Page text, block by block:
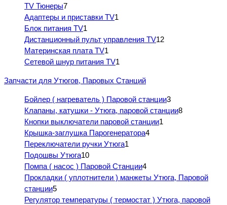
TV Тюнеры7
Адаптеры и приставки TV1
Блок питания TV1
Дистанционный пульт управления TV12
Материнская плата TV1
Сетевой шнур питания TV1
Запчасти для Утюгов, Паровых Станций
Бойлер ( нагреватель ) Паровой станции3
Клапаны, катушки - Утюга, паровой станции8
Кнопки выключатели паровой станции1
Крышка-заглушка Парогенератора4
Переключатели ручки Утюга1
Подошвы Утюга10
Помпа ( насос ) Паровой Станции4
Прокладки ( уплотнители ) манжеты Утюга, Паровой
станции5
Регулятор температуры ( термостат ) Утюга, паровой